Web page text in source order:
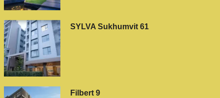
SYLVA Sukhumvit 61
Filbert 9